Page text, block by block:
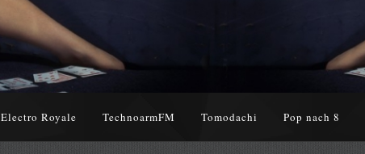
Electro Royale TechnoarmFM Tomodachi Pop nach 8